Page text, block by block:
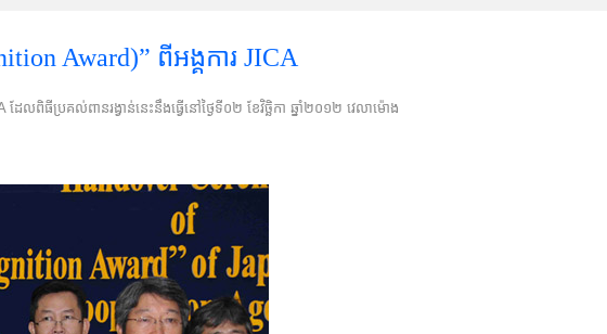
Award)” ពីអង្គការ JICA
លពិធីប្រគល់​ពានរង្វាន់​នេះនឹងធ្វើ​នៅថ្ងៃទី០២ ខែវិច្ឆិកា ឆ្នាំ២០១២ វេលាម៉ោង